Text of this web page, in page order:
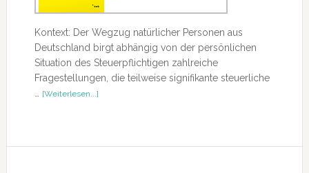
Kontext: Der Wegzug natürlicher Personen aus
Deutschland birgt abhängig von der persönlichen
Situation des Steuerpflichtigen zahlreiche
Fragestellungen, die teilweise signifikante steuerliche
[Weiterlesen...]ÜberWegzugsbesteuerung